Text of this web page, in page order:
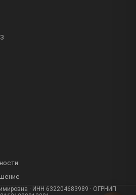
· ИНН 632204683989 · ОГРНИП